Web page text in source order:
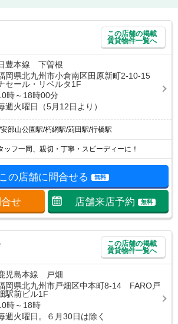
この店舗の掲載
賃貸物件一覧へ
豊本線 下曽根
岡県北九州市小倉南区田原新町2-10-15
セール・リベルタ1F
時～18時00分
週火曜日（5月12日より）
部山公園駅/朽網駅/苅田駅/行橋駅
ッフ一同、親切・丁寧・スピーディーに！
この店舗に問合せる 無料
せ 店舗来店予約 無料
この店舗の掲載
賃貸物件一覧へ
児島本線 戸畑
岡県北九州市戸畑区中本町8-14 FARO戸
駅前ビル1F
時～18時
週火曜日。６月30日は除く